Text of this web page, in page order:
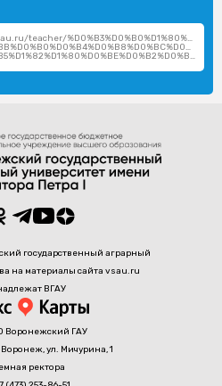
teacher/
%D0%BF%D0%B5%D1%82%D1%80%D0%BE%D0%B2%D0%B8%D1%87/
государственный аграрный
на материалы сайта vsau.ru
ВГАУ
Воронежский ГАУ
Воронеж, ул. Мичурина, 1
ректора